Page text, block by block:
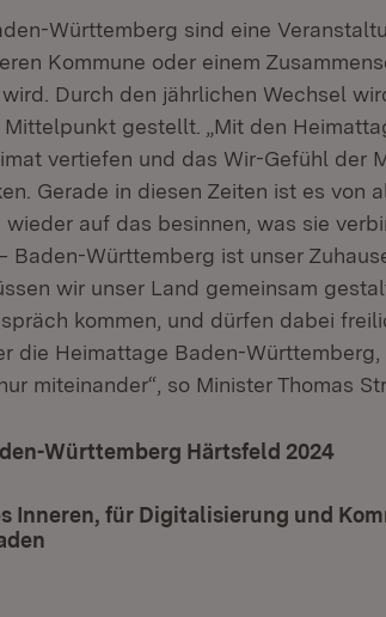
Württemberg sind eine
Kommune oder einem
Durch den jährlichen Wechsel
gestellt. „Mit den
vertiefen und das Wir-Gefühl der
Gerade in diesen Zeiten ist es von
auf das besinnen, was sie
Baden-Württemberg ist unser
wir unser Land gemeinsam
kommen, und dürfen dabei
die Heimattage Baden-
miteinander“, so Minister Thomas
Württemberg Härtsfeld 2024
Inneren, für Digitalisierung und